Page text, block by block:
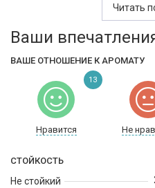
Верхние ноты аромата - это
апельсиновый цвет, которые
В сердце аромата
жасмина Самбак, которые
глубины. В базе аромата
Nude находятся белый мускус
аромату тепло и
свежести и чистоты. Этот
использования.
Читать
Ваши
ВАШЕ ОТНОШЕНИЕ К АРОМАТУ
Нравится Не
13
СТОЙКОСТЬ
Не стойкий